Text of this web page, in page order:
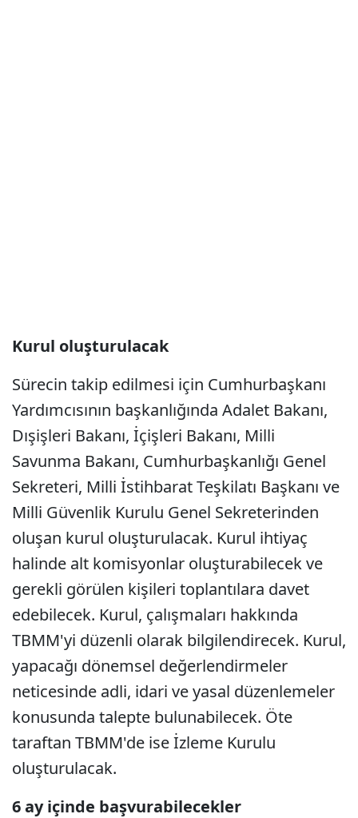
Kurul oluşturulacak
Sürecin takip edilmesi için Cumhurbaşkanı
Yardımcısının başkanlığında Adalet Bakanı,
Dışişleri Bakanı, İçişleri Bakanı, Milli
Savunma Bakanı, Cumhurbaşkanlığı Genel
Sekreteri, Milli İstihbarat Teşkilatı Başkanı ve
Milli Güvenlik Kurulu Genel Sekreterinden
oluşan kurul oluşturulacak. Kurul ihtiyaç
halinde alt komisyonlar oluşturabilecek ve
gerekli görülen kişileri toplantılara davet
edebilecek. Kurul, çalışmaları hakkında
TBMM'yi düzenli olarak bilgilendirecek. Kurul,
yapacağı dönemsel değerlendirmeler
neticesinde adli, idari ve yasal düzenlemeler
konusunda talepte bulunabilecek. Öte
taraftan TBMM'de ise İzleme Kurulu
oluşturulacak.
6 ay içinde başvurabilecekler